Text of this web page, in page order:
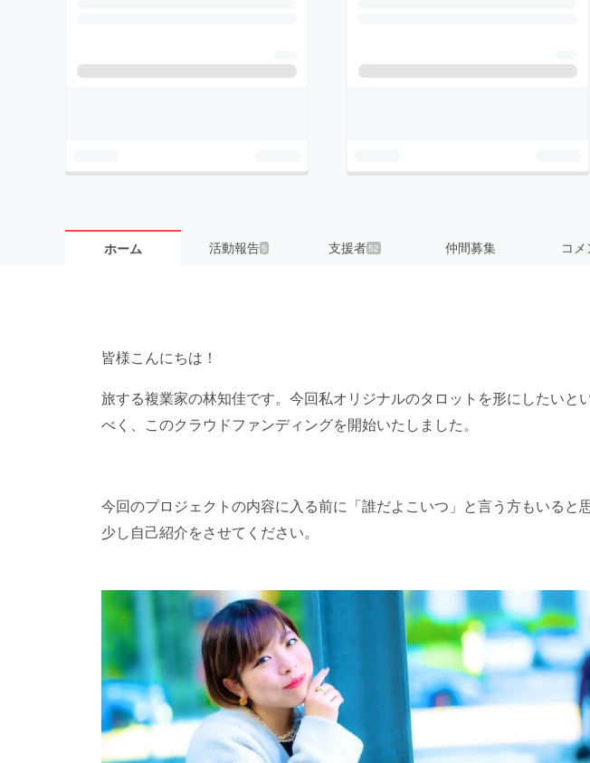
ホーム 活動報告5 支援者52 仲間募集 コメ
皆様こんにちは！
旅する複業家の林知佳です。今回私オリジナルのタロットを形にしたいと
べく、このクラウドファンディングを開始いたしました。
今回のプロジェクトの内容に入る前に「誰だよこいつ」と言う方もいると
少し自己紹介をさせてください。